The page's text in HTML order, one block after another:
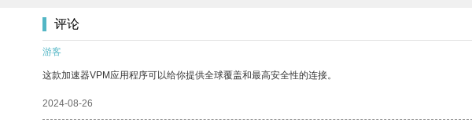
评论
游客
这款加速器VPM应用程序可以给你提供全球覆盖和最高安全性的连接。
2024-08-26